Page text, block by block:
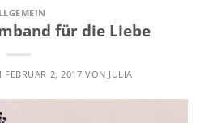
für die Liebe
FEBRUAR 2, 2017 VON JULIA